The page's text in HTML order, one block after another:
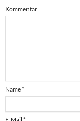
Kommentar
Name*